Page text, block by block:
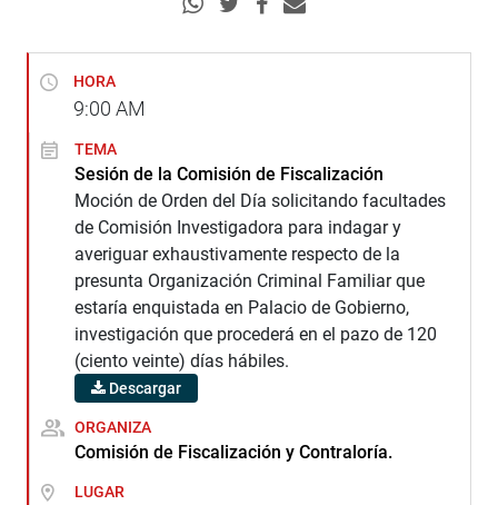
HORA
9:00 AM
TEMA
Sesión de la Comisión de Fiscalización
Moción de Orden del Día solicitando facultades
de Comisión Investigadora para indagar y
averiguar exhaustivamente respecto de la
presunta Organización Criminal Familiar que
estaría enquistada en Palacio de Gobierno,
investigación que procederá en el pazo de 120
(ciento veinte) días hábiles.
Descargar
ORGANIZA
Comisión de Fiscalización y Contraloría.
LUGAR